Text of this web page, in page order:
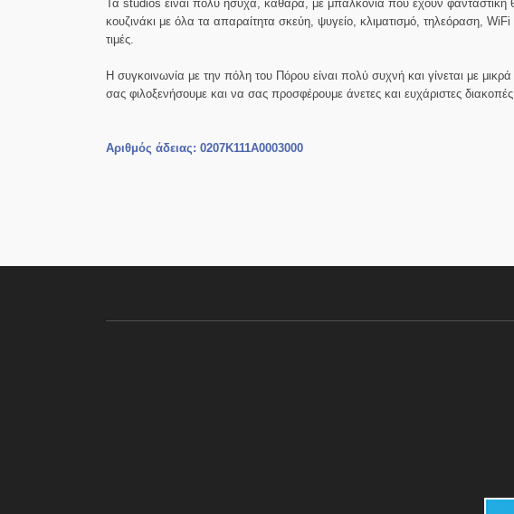
Τα studios είναι πολύ ήσυχα, καθαρά, με μπαλκόνια που έχουν φανταστική
κουζινάκι με όλα τα απαραίτητα σκεύη, ψυγείο, κλιματισμό, τηλεόραση,
τιμές.
Η συγκοινωνία με την πόλη του Πόρου είναι πολύ συχνή και γίνεται με
σας φιλοξενήσουμε και να σας προσφέρουμε άνετες και ευχάριστες
Αριθμός άδειας: 0207Κ111Α0003000